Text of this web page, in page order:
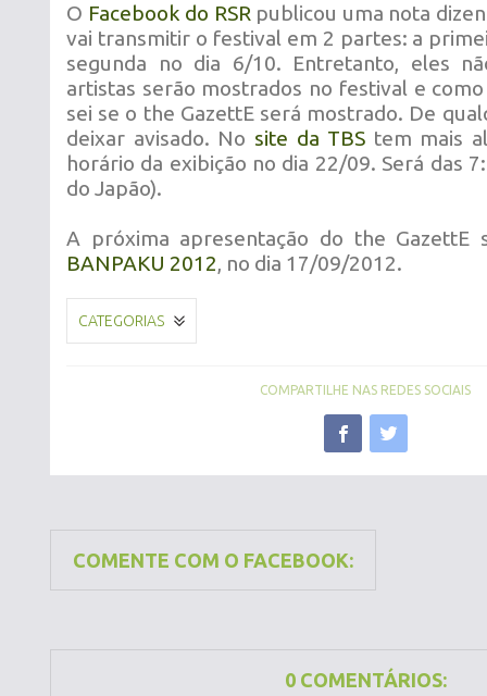
O Facebook do RSR publicou uma nota
vai transmitir o festival em 2 partes: a
segunda no dia 6/10. Entretanto, eles
artistas serão mostrados no festival e
sei se o the GazettE será mostrado. De
deixar avisado. No site da TBS tem mais
horário da exibição no dia 22/09. Será das
do Japão).
A próxima apresentação do the
BANPAKU 2012, no dia 17/09/2012.
CATEGORIAS
COMPARTILHE NAS REDES SOCIAIS
COMENTE COM O FACEBOOK:
0 COMENTÁRIOS: